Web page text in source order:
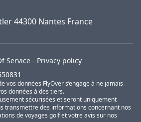
44300 Nantes France
Service- Privacy policy
vos données FlyOver s’engage à ne jamais
données à des tiers.
sécurisées et seront uniquement
transmettre des informations concernant nos
de voyages golf et votre avis sur nos